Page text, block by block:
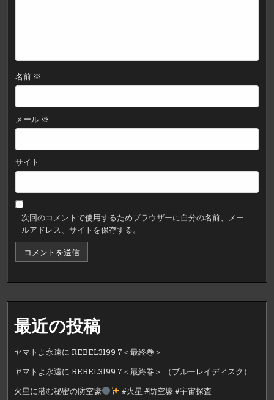
名前 ※
メール ※
サイト
次回のコメントで使用するためブラウザーに自分の名前、メー
ルアドレス、サイトを保存する。
最近の投稿
ヤマトよ永遠に REBEL3199 7＜最終巻＞
ヤマトよ永遠に REBEL3199 7＜最終巻＞ （ブルーレイディスク）
火星に潜む秘密の防空壕
#火星 #防空壕 #宇宙探査